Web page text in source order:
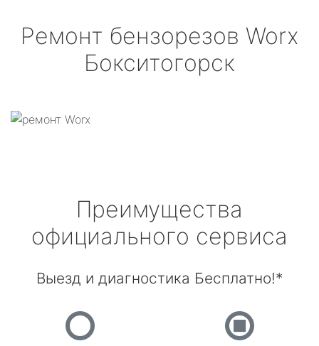
Ремонт бензорезов Worx
Бокситогорск
Преимущества
официального сервиса
Выезд и диагностика Бесплатно!*